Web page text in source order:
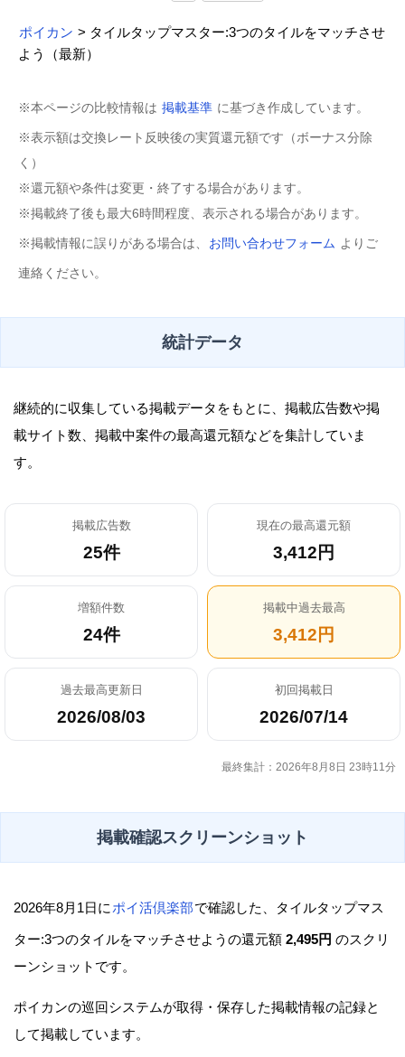
ポイカン > タイルタップマスター:3つのタイルをマッチさせ
よう（最新）
※本ページの比較情報は 掲載基準 に基づき作成しています。
※表示額は交換レート反映後の実質還元額です（ボーナス分除
く）
※還元額や条件は変更・終了する場合があります。
※掲載終了後も最大6時間程度、表示される場合があります。
※掲載情報に誤りがある場合は、 お問い合わせフォーム よりご
連絡ください。
統計データ
継続的に収集している掲載データをもとに、掲載広告数や掲
載サイト数、掲載中案件の最高還元額などを集計していま
す。
掲載広告数
25件
現在の最高還元額
3,412円
増額件数
24件
掲載中過去最高
3,412円
過去最高更新日
2026/08/03
初回掲載日
2026/07/14
最終集計：2026年8月8日 23時11分
掲載確認スクリーンショット
2026年8月1日に ポイ活倶楽部で確認した、タイルタップマス
ター:3つのタイルをマッチさせようの還元額 2,495円 のスクリ
ーンショットです。
ポイカンの巡回システムが取得・保存した掲載情報の記録と
して掲載しています。